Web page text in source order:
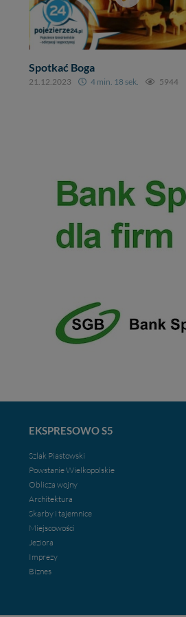
Spotkać Boga
21.12.2023 4 min. 18 sek. 5944
EKSPRESOWO S5
Szlak Piastowski
Powstanie Wielkopolskie
Oblicza wojny
Architektura
Skarby i tajemnice
Miejscowości
Jeziora
Imprezy
Biznes